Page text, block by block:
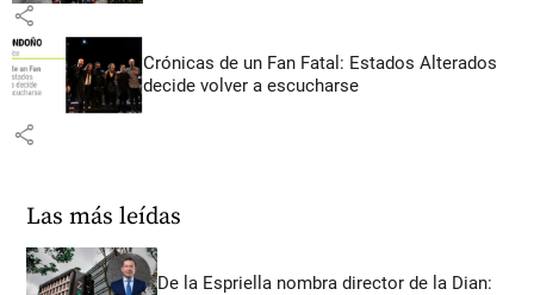
share
Crónicas de un Fan Fatal: Estados Alterados
decide volver a escucharse
share
Las más leídas
De la Espriella nombra director de la Dian: